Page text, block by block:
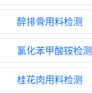
醉排骨用料检测
氯化苯甲酸铵检测
桂花肉用料检测